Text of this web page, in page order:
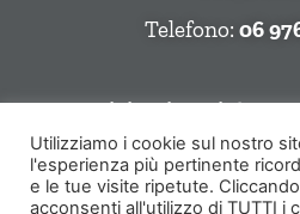
Telefono:06
Seguici Sui Social
Utilizziamo i cookie sul nostro
l'esperienza più pertinente
e le tue visite ripetute.
acconsenti all'utilizzo di TUTTI i